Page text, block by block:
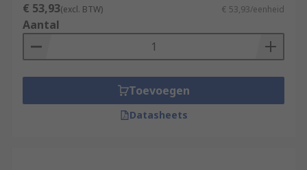
€ 53,93(excl. BTW) € 53,93/eenheid
Aantal
Toevoegen
Datasheets